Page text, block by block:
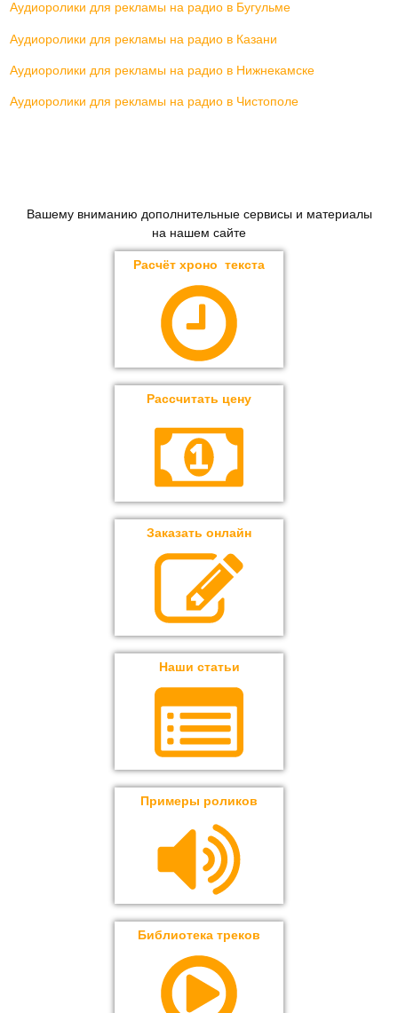
Аудиоролики для рекламы на радио в Бугульме
Аудиоролики для рекламы на радио в Казани
Аудиоролики для рекламы на радио в Нижнекамске
Аудиоролики для рекламы на радио в Чистополе
Вашему вниманию дополнительные сервисы и материалы
на нашем сайте
Расчёт хроно текста
Рассчитать цену
Заказать онлайн
Наши статьи
Примеры роликов
Библиотека треков